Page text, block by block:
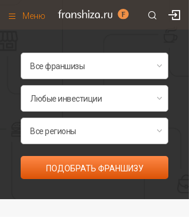
Меню
Франшизы по категориям
ПОДОБРАТЬ ФРАНШИЗУ